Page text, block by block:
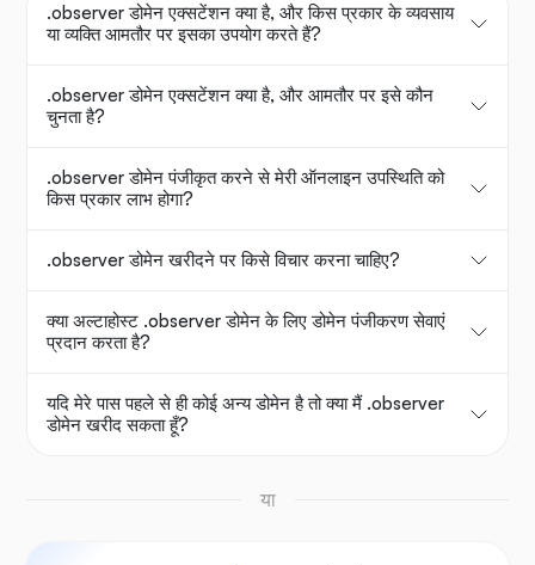
.observer डोमेन एक्सटेंशन क्या है, और किस प्रकार के व्यवसाय
या व्यक्ति आमतौर पर इसका उपयोग करते हैं?
.observer डोमेन एक्सटेंशन क्या है, और आमतौर पर इसे कौन
चुनता है?
.observer डोमेन पंजीकृत करने से मेरी ऑनलाइन उपस्थिति को
किस प्रकार लाभ होगा?
.observer डोमेन खरीदने पर किसे विचार करना चाहिए?
क्या अल्टाहोस्ट .observer डोमेन के लिए डोमेन पंजीकरण सेवाएं
प्रदान करता है?
यदि मेरे पास पहले से ही कोई अन्य डोमेन है तो क्या मैं .observer
डोमेन खरीद सकता हूँ?
या